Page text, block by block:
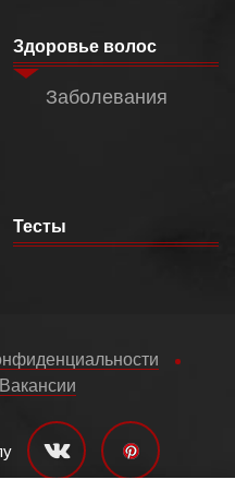
Здоровье волос
Заболевания
Тесты
Вакансии